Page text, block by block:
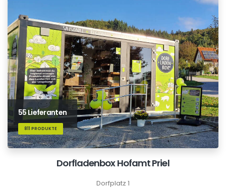
55 Lieferanten
811 PRODUKTE
Dorfladenbox Hofamt Priel
Dorfplatz 1